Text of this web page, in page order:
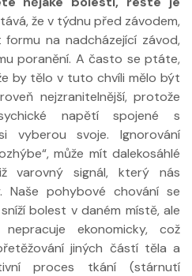
že v týdnu před závodem,
na nadcházející závod,
poranění. A často se ptáte,
by tělo v tuto chvíli mělo být
nejzranitelnější, protože
napětí spojené s
vyberou svoje. Ignorování
může mít dalekosáhlé
varovný signál, který nás
Naše pohybové chování se
bolest v daném místě, ale
ekonomicky, což
jiných částí těla a
proces tkání (stárnutí